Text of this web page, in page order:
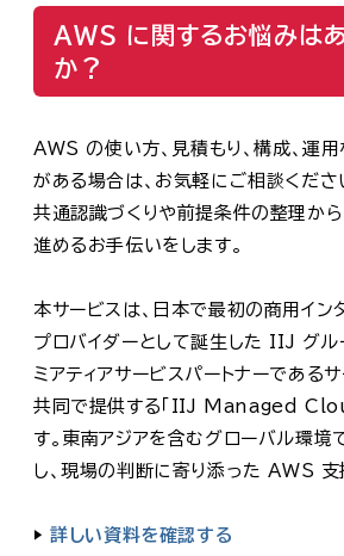
AWS に関するお悩みは
か？
AWS の使い方、見積もり、構成、運
がある場合は、お気軽にご相談くださ
共通認識づくりや前提条件の整理から
進めるお手伝いをします。
本サービスは、日本で最初の商用イン
プロバイダーとして誕生した IIJ グル
ミアティアサービスパートナーである
共同で提供する「IIJ Managed
す。東南アジアを含むグローバル環境
し、現場の判断に寄り添った AWS 支
▶詳しい資料を確認する